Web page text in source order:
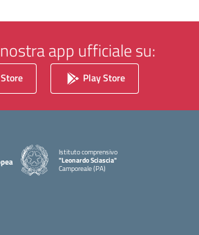
app ufficiale su:
Play Store
Istituto comprensivo
"Leonardo Sciascia"
Camporeale (PA)
— Visita la pagina iniziale della scuola